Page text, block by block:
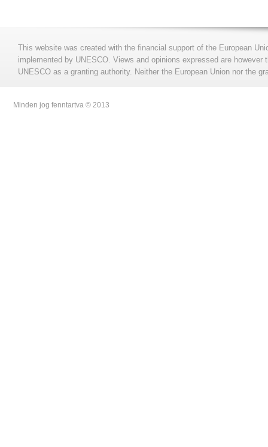
This website was created with the financial support of the European
implemented by UNESCO. Views and opinions expressed are
UNESCO as a granting authority. Neither the European Union nor the
Minden jog fenntartva © 2013